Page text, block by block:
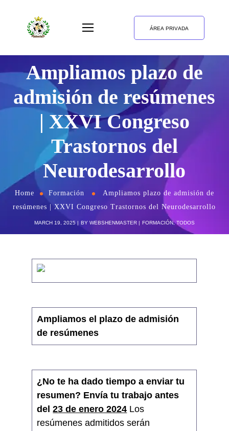
ÁREA PRIVADA
Ampliamos plazo de
admisión de resúmenes
| XXVI Congreso
Trastornos del
Neurodesarrollo
Home Formación
Ampliamos plazo de admisión de
resúmenes | XXVI Congreso Trastornos del Neurodesarrollo
MARCH 19, 2025 BY WEBSHENMASTER FORMACIÓN,TODOS
Ampliamos el plazo de admisión
de resúmenes
¿No te ha dado tiempo a enviar tu
resumen? Envía tu trabajo antes
del23 de enero 2024 Los
resúmenes admitidos serán